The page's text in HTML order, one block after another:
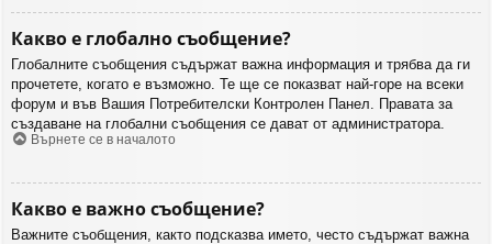
Какво е глобално съобщение?
Глобалните съобщения съдържат важна информация и трябва да ги
прочетете, когато е възможно. Те ще се показват най-горе на всеки
форум и във Вашия Потребителски Контролен Панел. Правата за
създаване на глобални съобщения се дават от администратора.
Върнете се в началото
Какво е важно съобщение?
Важните съобщения, както подсказва името, често съдържат важна